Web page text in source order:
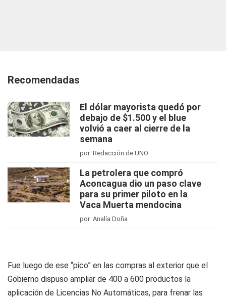
Recomendadas
El dólar mayorista quedó por
debajo de $1.500 y el blue
volvió a caer al cierre de la
semana
por Redacción de UNO
La petrolera que compró
Aconcagua dio un paso clave
para su primer piloto en la
Vaca Muerta mendocina
por Analía Doña
Fue luego de ese “pico” en las compras al exterior que el
Gobierno dispuso ampliar de 400 a 600 productos la
aplicación de Licencias No Automáticas, para frenar las